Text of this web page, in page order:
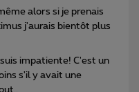
alors si je prenais
j'aurais bientôt plus
impatiente! C'est un
s'il y avait une